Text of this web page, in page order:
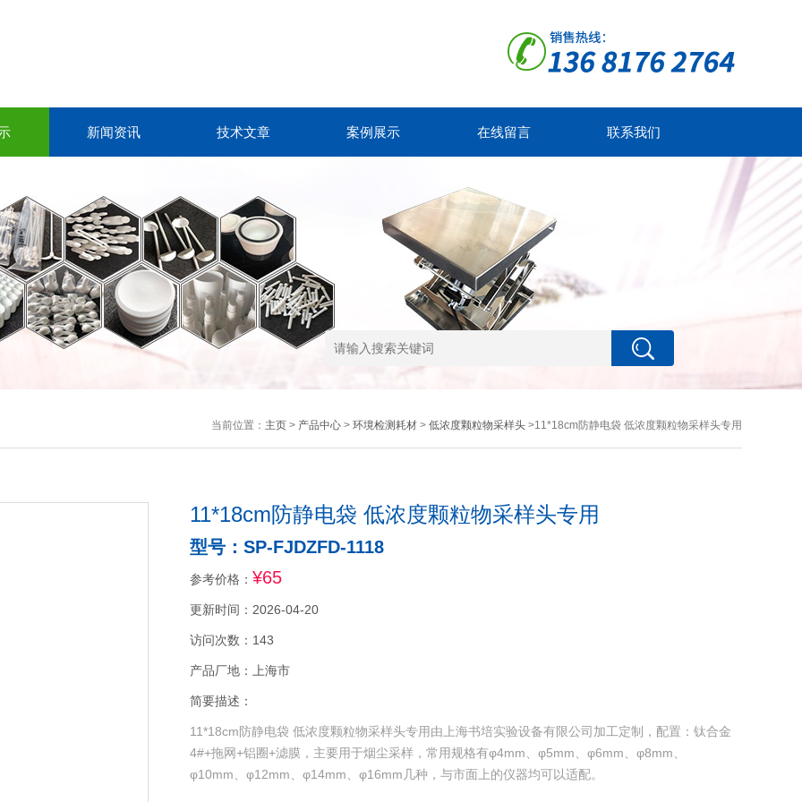
新闻资讯 技术文章 案例展示 在线留言 联系我们
当前位置： 主页> 产品中心> 环境检测耗材> 低浓度颗粒物采样头>11*18cm防静电袋 低浓度颗粒物采样头专用
11*18cm防静电袋 低浓度颗粒物采样头专用
型号：SP-FJDZFD-1118
参考价格： ¥65
更新时间：2026-04-20
访问次数：143
产品厂地：上海市
简要描述：
11*18cm防静电袋 低浓度颗粒物采样头专用由上海书培实验设备有限公司加工定制，配置：钛合金
4#+拖网+铝圈+滤膜，主要用于烟尘采样，常用规格有φ4mm、φ5mm、φ6mm、φ8mm、
φ10mm、φ12mm、φ14mm、φ16mm几种，与市面上的仪器均可以适配。